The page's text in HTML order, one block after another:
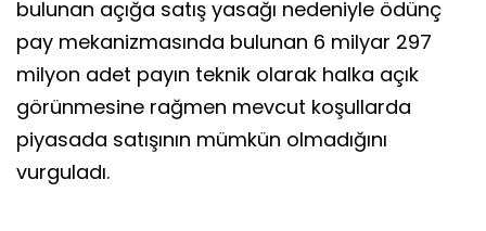
bulunan açığa satış yasağı nedeniyle ödünç
pay mekanizmasında bulunan 6 milyar 297
milyon adet payın teknik olarak halka açık
görünmesine rağmen mevcut koşullarda
piyasada satışının mümkün olmadığını
vurguladı.